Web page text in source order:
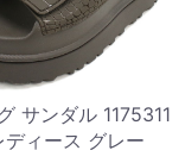
サンダル 1175311
ディース グレー